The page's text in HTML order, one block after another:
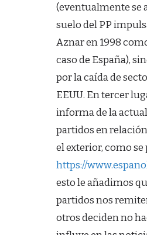
(eventualmente se
suelo del PP
Aznar en 1998
caso de España),
por la caída de
EEUU. En tercer
informa de la
partidos en
el exterior, como
https://
esto le añadimos
partidos nos
otros deciden no